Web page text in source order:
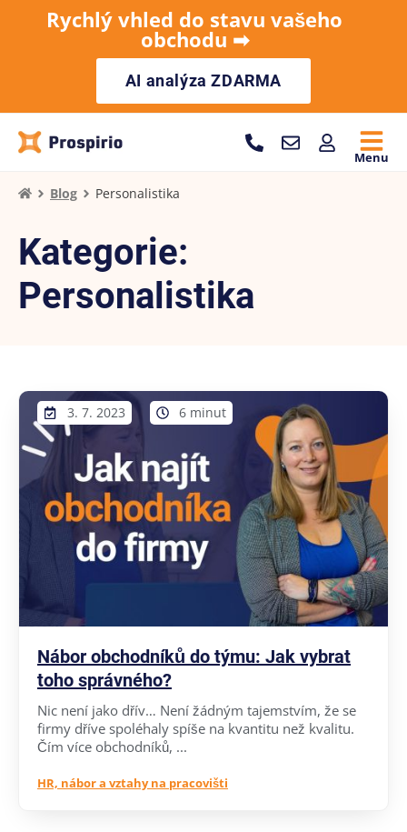
Rychlý vhled do stavu vašeho
obchodu ➡︎
AI analýza ZDARMA
Menu
Blog Personalistika
Kategorie:
Personalistika
3. 7. 2023 6 minut
Nábor obchodníků do týmu: Jak vybrat
toho správného?
Nic není jako dřív… Není žádným tajemstvím, že se
firmy dříve spoléhaly spíše na kvantitu než kvalitu.
Čím více obchodníků, ...
HR, nábor a vztahy na pracovišti